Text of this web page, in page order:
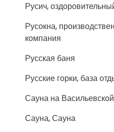
Русич,
Русокна,
компания
Русская баня
Русские горки, база
Сауна на Васильевской
Сауна, Сауна